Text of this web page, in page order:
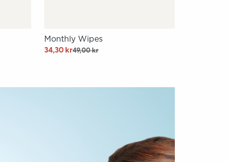
Monthly Wipes
34,30 kr49,00 kr